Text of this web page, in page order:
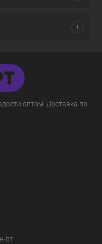
оптом. Доставка по
пт